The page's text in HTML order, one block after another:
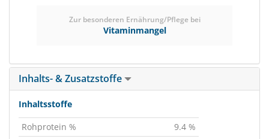
Zur besonderen Ernährung/Pflege bei
Vitaminmangel
Inhalts- & Zusatzstoffe
Inhaltsstoffe
Rohprotein %
9.4 %